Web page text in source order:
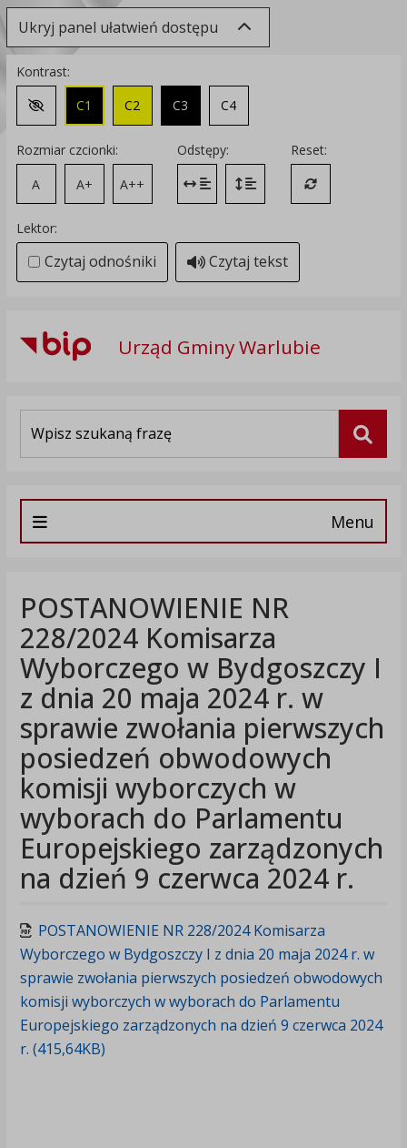
Ukryj panel ułatwień dostępu
Kontrast:
Zmień kontrast na domyślny
C1 C2 C3 C4
Rozmiar czcionki:
A
A+ A++
Odstępy:
Zmień odstęp między literami
Zmień interlinię i margines
Reset:
Przywróć
Lektor:
Czytaj odnośniki Czytaj tekst
Urząd Gminy Warlubie
Menu
POSTANOWIENIE NR
228/2024 Komisarza
Wyborczego w Bydgoszczy I
z dnia 20 maja 2024 r. w
sprawie zwołania pierwszych
posiedzeń obwodowych
komisji wyborczych w
wyborach do Parlamentu
Europejskiego zarządzonych
na dzień 9 czerwca 2024 r.
POSTANOWIENIE NR 228/2024 Komisarza
Wyborczego w Bydgoszczy I z dnia 20 maja 2024 r. w
sprawie zwołania pierwszych posiedzeń obwodowych
komisji wyborczych w wyborach do Parlamentu
Europejskiego zarządzonych na dzień 9 czerwca 2024
r. (415,64KB)